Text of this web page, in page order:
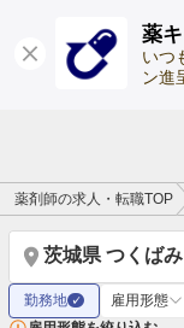
薬
いつ
ン進
薬剤師の求人・転職TOP
茨城県 つくば
勤務地 ✓ 雇用形態